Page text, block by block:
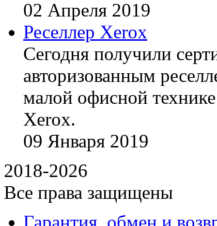
02 Апреля 2019
Реселлер Xerox
Сегодня получили
авторизованным
малой офисной
Xerox.
09 Января 2019
2018-2026
Все права защищены
Гарантия, обмен и